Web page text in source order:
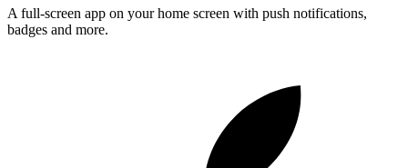
A full-screen app on your home screen with push notifications,
badges and more.